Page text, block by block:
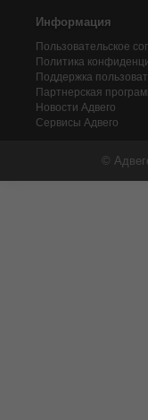
Информация
Пользовательское
Политика
Поддержка
Партнерская
Новости Адвего
Сервисы Адвего
©